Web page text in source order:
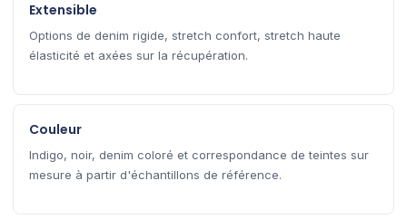
Extensible
Options de denim rigide, stretch confort, stretch haute
élasticité et axées sur la récupération.
Couleur
Indigo, noir, denim coloré et correspondance de teintes sur
mesure à partir d'échantillons de référence.